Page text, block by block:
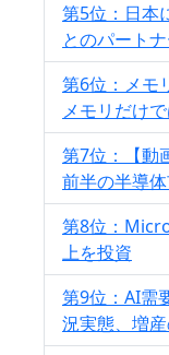
第5位：日本
とのパート
第6位：メモ
メモリだけ
第7位：【動
前半の半導
第8位：
上を投資
第9位：AI需
況実態、増